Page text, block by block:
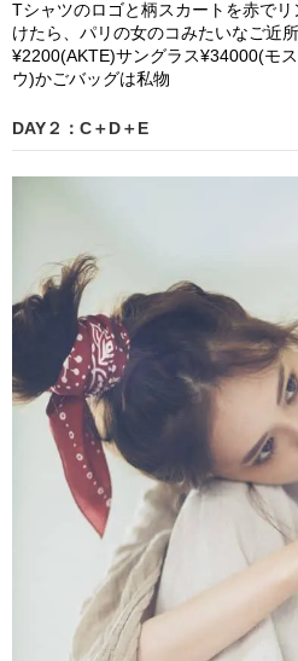
Tシャツのロゴと柄スカートを赤で
けたら、パリの女のコみたいなご近
¥2200(AKTE)サングラス¥34000(モ
ウ)かごバッグは私物
DAY２：C＋D＋E